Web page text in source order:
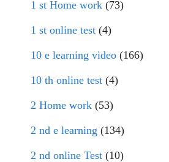
1 st Home work (73)
1 st online test (4)
10 e learning video (166)
10 th online test (4)
2 Home work (53)
2 nd e learning (134)
2 nd online Test (10)